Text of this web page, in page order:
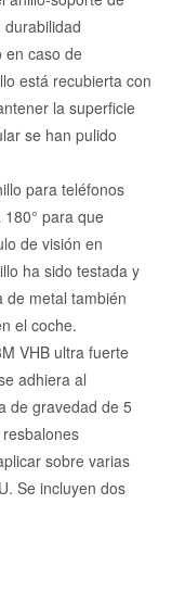
en caso de
está recubierta con
la superficie
se han pulido
para teléfonos
para que
de visión en
ha sido testada y
de metal también
el coche.
VHB ultra fuerte
adhiera al
de gravedad de 5
sobre varias
Se incluyen dos